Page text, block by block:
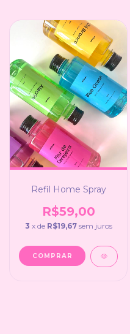
Refil Home Spray
R$59,00
3 x de R$19,67 sem juros
COMPRAR